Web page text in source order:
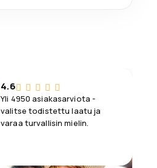
4.6
Yli 4950 asiakasarviota -
valitse todistettu laatu ja
varaa turvallisin mielin.